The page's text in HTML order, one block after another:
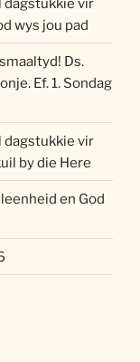
dagstukkie vir
wys jou pad
Ds.
Ef. 1. Sondag
dagstukkie vir
by die Here
en God